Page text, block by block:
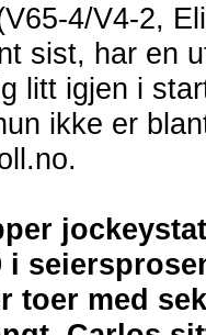
4/V4-2,
sist, har en
litt igjen i
ikke er
i
toer med